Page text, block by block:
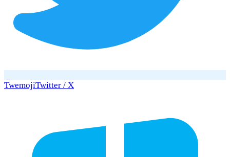
TwemojiTwitter / X